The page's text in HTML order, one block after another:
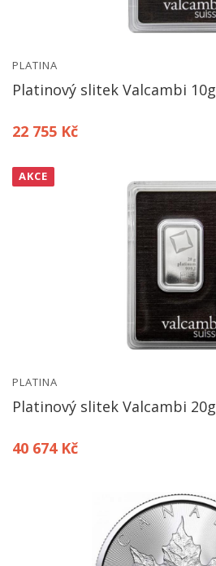
PLATINA
Platinový slitek Valcambi 10g
22 755 Kč
AKCE
PLATINA
Platinový slitek Valcambi 20g
40 674 Kč